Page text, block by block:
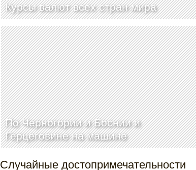
Курсы валют всех стран мира
По Черногории и Боснии и
Герцеговине на машине
Случайные достопримечательности